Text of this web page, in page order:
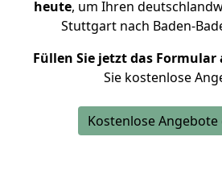
heute, um Ihren
Stuttgart nach Baden-
Füllen Sie jetzt das Formular
Sie kostenlose
Kostenlose